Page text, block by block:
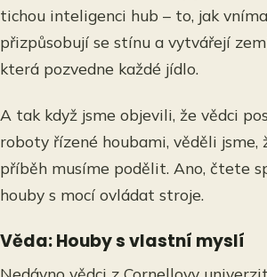
tichou inteligenci hub – to, jak
přizpůsobují se stínu a vytvářejí
která pozvedne každé jídlo.
A tak když jsme objevili, že vědci
roboty řízené houbami, věděli jsme,
příběh musíme podělit. Ano, čtete
houby s mocí ovládat stroje.
Věda: Houby s vlastní myslí